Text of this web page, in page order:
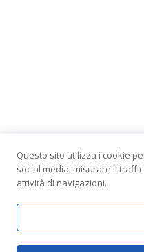
Questo sito utilizza i cookie
social media, misurare il
attività di navigazioni.